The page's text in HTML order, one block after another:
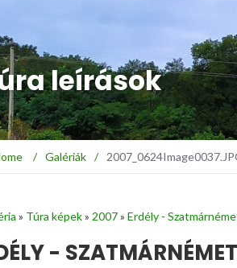
leírások
/ Galériák /
» Túra képek» 2007» Erdély -
-